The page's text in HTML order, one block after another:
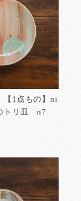
【1点もの】ni
トリ皿 n7